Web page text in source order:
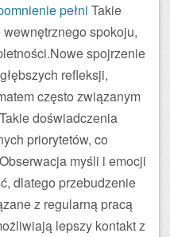
pełni Takie
spokoju,
spojrzenie
refleksji,
często związanym
doświadczenia
priorytetów, co
myśli i emocji
dlatego przebudzenie
z regularną pracą
lepszy kontakt z